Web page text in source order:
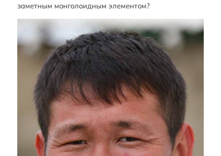
заметным монголоидным элементом?